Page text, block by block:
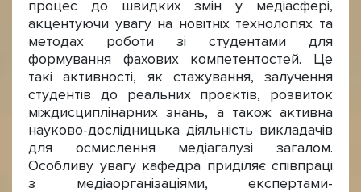
процес до швидких змін у медіасфері,
акцентуючи увагу на новітніх технологіях та
методах роботи зі студентами для
формування фахових компетентостей. Це
такі активності, як стажування, залучення
студентів до реальних проєктів, розвиток
міждисциплінарних знань, а також активна
науково-дослідницька діяльність викладачів
для осмислення медіагалузі загалом.
Особливу увагу кафедра приділяє співпраці
з медіаорганізаціями, експертами-